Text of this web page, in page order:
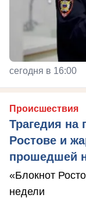
сегодня в 16:00
Происшествия
Трагедия
Ростове и
прошедшей
«Блокнот
недели